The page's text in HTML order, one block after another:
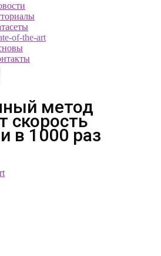
of-the-art
метод
скорость
в 1000 раз